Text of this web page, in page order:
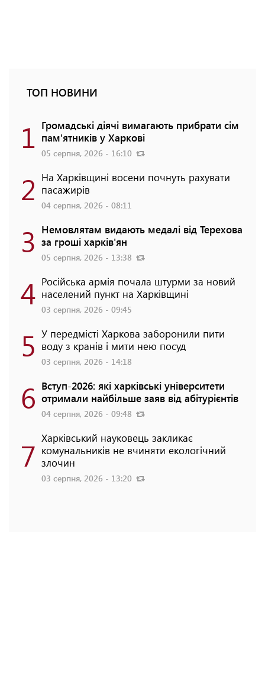
ТОП НОВИНИ
1 Громадські діячі вимагають прибрати сім
пам'ятників у Харкові
05 серпня, 2026 - 16:10
2 На Харківщині восени почнуть рахувати
пасажирів
04 серпня, 2026 - 08:11
3 Немовлятам видають медалі від Терехова
за гроші харків'ян
05 серпня, 2026 - 13:38
4 Російська армія почала штурми за новий
населений пункт на Харківщині
03 серпня, 2026 - 09:45
5 У передмісті Харкова заборонили пити
воду з кранів і мити нею посуд
03 серпня, 2026 - 14:18
6 Вступ-2026: які харківські університети
отримали найбільше заяв від абітурієнтів
04 серпня, 2026 - 09:48
7 Харківський науковець закликає
комунальників не вчиняти екологічний
злочин
03 серпня, 2026 - 13:20